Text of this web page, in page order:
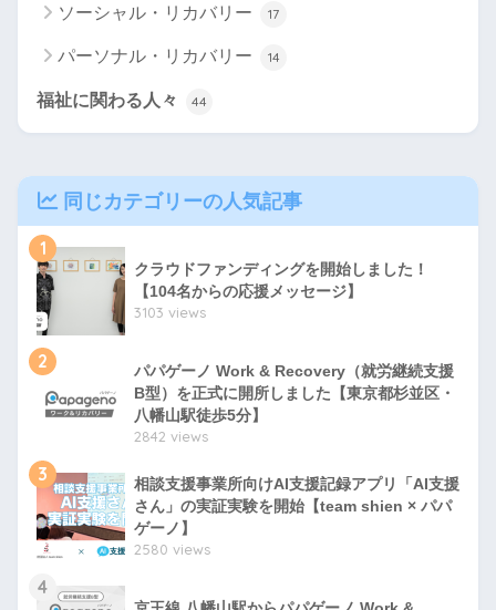
ソーシャル・リカバリー 17
パーソナル・リカバリー 14
福祉に関わる人々 44
同じカテゴリーの人気記事
1
クラウドファンディングを開始しました！
【104名からの応援メッセージ】
3103 views
2
パパゲーノ Work & Recovery（就労継続支援
B型）を正式に開所しました【東京都杉並区・
八幡山駅徒歩5分】
2842 views
3
相談支援事業所向けAI支援記録アプリ「AI支援
さん」の実証実験を開始【team shien × パパ
ゲーノ】
2580 views
4